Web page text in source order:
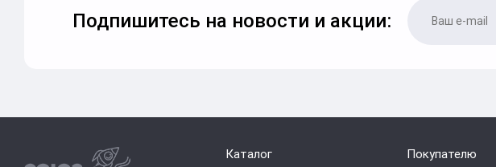
Подпишитесь на новости и акции:
Каталог Покупателю